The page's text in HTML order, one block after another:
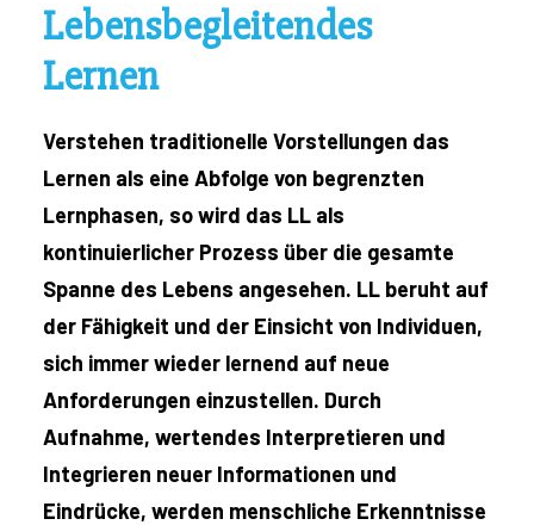
Lebensbegleitendes
Lernen
Verstehen traditionelle Vorstellungen das
Lernen als eine Abfolge von begrenzten
Lernphasen, so wird das LL als
kontinuierlicher Prozess über die gesamte
Spanne des Lebens angesehen. LL beruht auf
der Fähigkeit und der Einsicht von Individuen,
sich immer wieder lernend auf neue
Anforderungen einzustellen. Durch
Aufnahme, wertendes Interpretieren und
Integrieren neuer Informationen und
Eindrücke, werden menschliche Erkenntnisse